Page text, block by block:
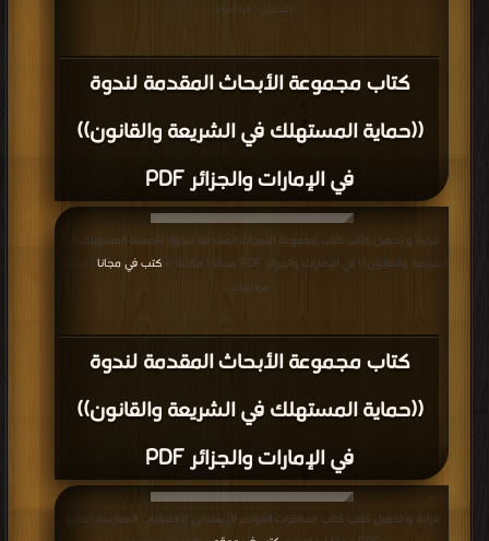
كتاب مجموعة الأبحاث المقدمة لندوة
((حماية المستهلك في الشريعة والقانون))
في الإمارات والجزائر PDF
التحميل : مرة/مرات
كتاب مجموعة الأبحاث المقدمة لندوة
((حماية المستهلك في الشريعة والقانون))
في الإمارات والجزائر PDF
قراءة و تحميل كتاب كتاب مجموعة الأبحاث المقدمة لندوة ((حماية المستهلك في
الشريعة والقانون)) في الإمارات والجزائر PDF مجانا | مكتبة >
كتب في مجانا
: مرة/مرات
قراءة و تحميل كتاب كتاب محاضرات المؤتمر الإسلامي لأخلاقيات الممارسة الطبية